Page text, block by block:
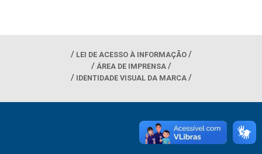
LEI DE ACESSO À INFORMAÇÃO
ÁREA DE IMPRENSA
IDENTIDADE VISUAL DA MARCA